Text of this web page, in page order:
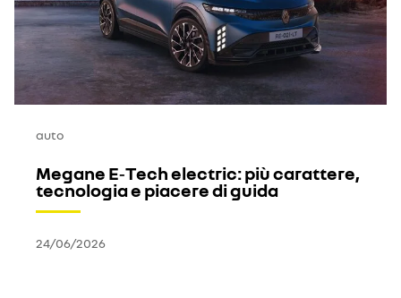
auto
Megane E‑Tech electric: più carattere,
tecnologia e piacere di guida
24/06/2026